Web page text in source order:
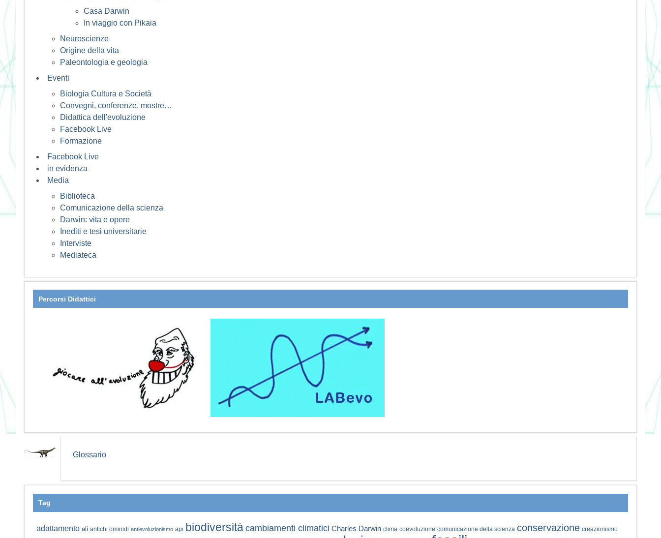
Casa Darwin
In viaggio con Pikaia
Neuroscienze
Origine della vita
Paleontologia e geologia
Eventi
Biologia Cultura e Società
Convegni, conferenze, mostre…
Didattica dell'evoluzione
Facebook Live
Formazione
Facebook Live
in evidenza
Media
Biblioteca
Comunicazione della scienza
Darwin: vita e opere
Inediti e tesi universitarie
Interviste
Mediateca
Percorsi Didattici
Glossario
Tag
adattamento ali antichi ominidi antievoluzionismo api biodiversitàcambiamenti climatici Charles Darwin clima coevoluzione comunicazione della scienza conservazione creazionismo